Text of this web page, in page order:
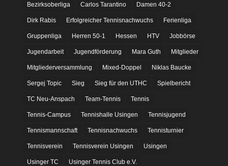
Bezirksoberliga Carlos Tarantino Damen 40-2
Dirk Rabis Erfolgreicher Tennisnachwuchs Ferienliga
Gruppenliga Herren 50-1 Hessen HTV Jobbörse
Jugendarbeit Jugendförderung Mara Guth Mitglieder
Mitgliederversammlung Mixed-Doppel Niklas Baucke
Sergej Topic Sieg Sieg für den UTHC Spielbericht
TC Neu-Anspach Team-Tennis Tennis
Tennis-Campus Tennishalle Usingen Tennisjugend
Tennismannschaft Tennisnachwuchs Tennisturnier
Tennisverein Tennisverein Usingen Usingen
Usinger TC Usinger Tennis Club e.V.